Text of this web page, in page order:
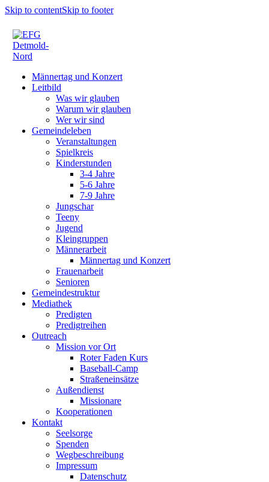
Skip to contentSkip to footer
Männertag und Konzert
Leitbild
Was wir glauben
Warum wir glauben
Wer wir sind
Gemeindeleben
Veranstaltungen
Spielkreis
Kinderstunden
3-4 Jahre
5-6 Jahre
7-9 Jahre
Jungschar
Teeny
Jugend
Kleingruppen
Männerarbeit
Männertag und Konzert
Frauenarbeit
Senioren
Gemeindestruktur
Mediathek
Predigten
Predigtreihen
Outreach
Mission vor Ort
Roter Faden Kurs
Baseball-Camp
Straßeneinsätze
Außendienst
Missionare
Kooperationen
Kontakt
Seelsorge
Spenden
Wegbeschreibung
Impressum
Datenschutz